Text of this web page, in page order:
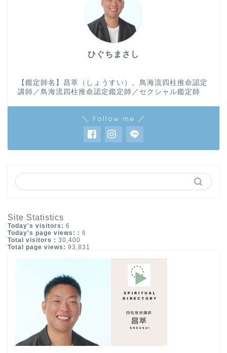
ひぐちまさし
【鑑定師名】昌萃（しょうすい）。鳥海流四柱推命認定
講師／鳥海流四柱推命認定鑑定師／セクシャル鑑定師
＼ Follow me ／
Site Statistics
Today's visitors: 6
Today's page views: : 6
Total visitors : 30,400
Total page views: 93,831